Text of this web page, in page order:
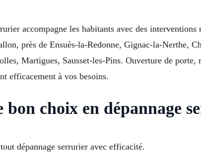
accompagne les habitants avec des
près de Ensuès-la-Redonne, Gignac-la-Nerthe,
Martigues, Sausset-les-Pins. Ouverture de
efficacement à vos besoins.
bon choix en dépannage
dépannage serrurier avec efficacité.